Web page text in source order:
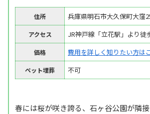
住所 兵庫県明石市大久保町大窪
アクセス JR神戸線「立花駅」より徒
価格 費用を詳しく知りたい方は
ペット埋葬 不可
春には桜が咲き誇る、石ヶ谷公園が隣